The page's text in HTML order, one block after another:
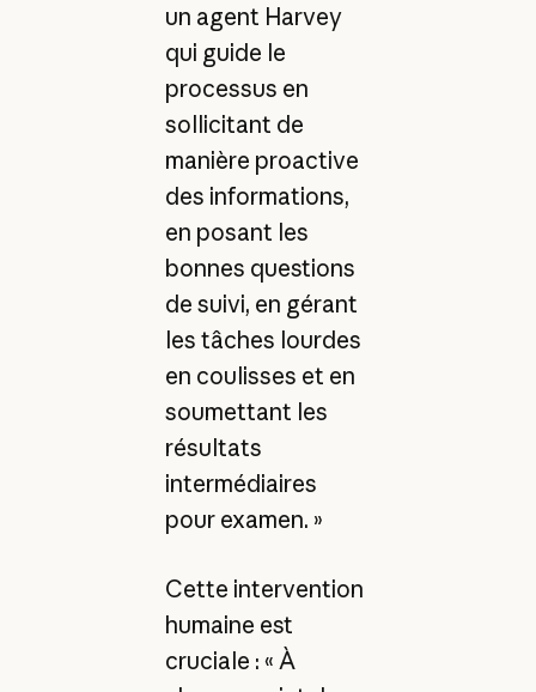
un agent Harvey
qui guide le
processus en
sollicitant de
manière proactive
des informations,
en posant les
bonnes questions
de suivi, en gérant
les tâches lourdes
en coulisses et en
soumettant les
résultats
intermédiaires
pour examen. »
Cette intervention
humaine est
cruciale : « À